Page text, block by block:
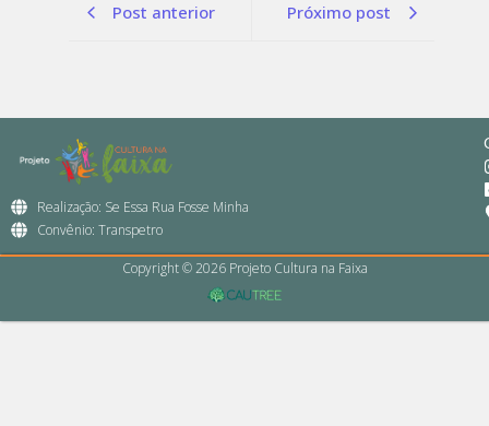
Post anterior Próximo post
Realização: Se Essa Rua Fosse Minha
Convênio: Transpetro
Copyright © 2026 Projeto Cultura na Faixa